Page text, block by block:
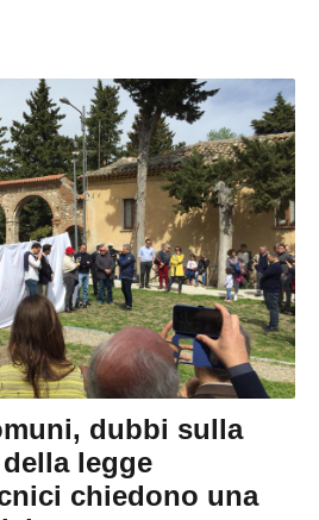
dubbi sulla
legge
chiedono una